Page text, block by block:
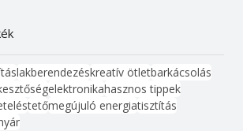
lakberendezéskreatív ötletbarkácsolás
elektronikahasznos tippek
tetőmegújuló energiatisztítás